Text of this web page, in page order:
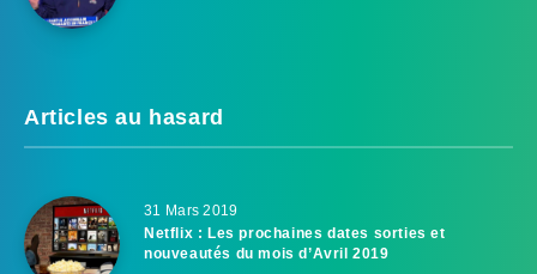
Articles au hasard
31 Mars 2019
Netflix : Les prochaines dates sorties et
nouveautés du mois d’Avril 2019